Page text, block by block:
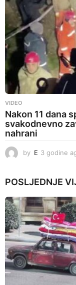
VIDEO
Nakon 11 dana
svakodnevno
nahrani
by E 3 godine
POSLJEDNJE